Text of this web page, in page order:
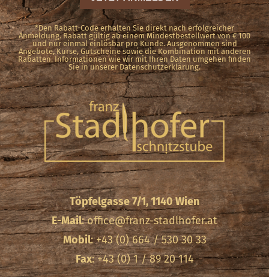
*Den Rabatt-Code erhalten Sie direkt nach erfolgreicher
Anmeldung. Rabatt gültig ab einem Mindestbestellwert von € 100
und nur einmal einlösbar pro Kunde. Ausgenommen sind
Angebote, Kurse, Gutscheine sowie die Kombination mit anderen
Rabatten. Informationen wie wir mit Ihren Daten umgehen finden
Sie in unserer Datenschutzerklärung.
Töpfelgasse 7/1, 1140 Wien
E-Mail:office@franz-stadlhofer.at
Mobil: +43 (0) 664 / 530 30 33
Fax: +43 (0) 1 / 89 20 114